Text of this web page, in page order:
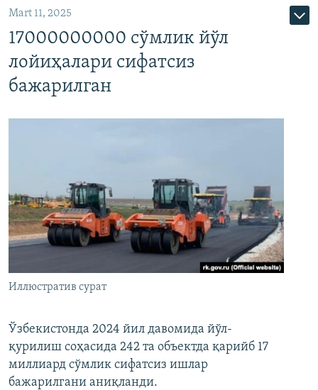
Mart 11, 2025
17000000000 сўмлик йўл
лойиҳалари сифатсиз
бажарилган
Иллюстратив сурат
Ўзбекистонда 2024 йил давомида йўл-
қурилиш соҳасида 242 та объектда қарийб 17
миллиард сўмлик сифатсиз ишлар
бажарилгани аниқланди.